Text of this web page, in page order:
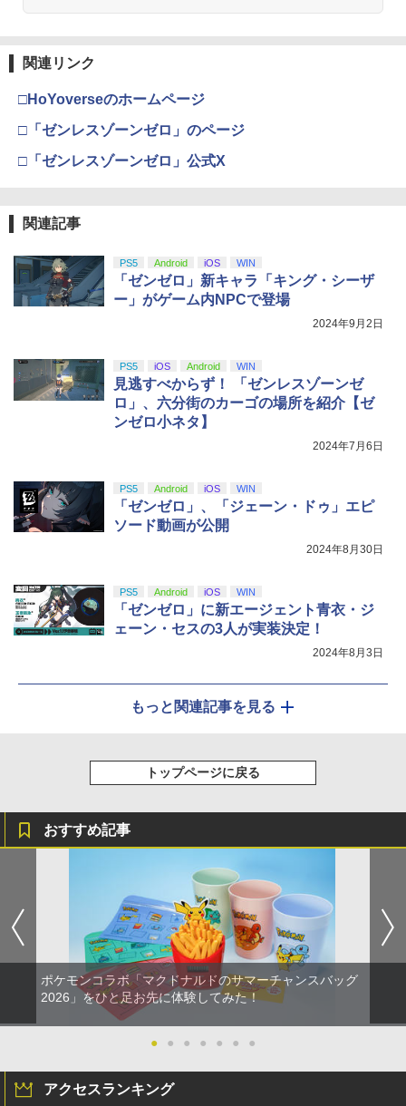
関連リンク
□HoYoverseのホームページ
□「ゼンレスゾーンゼロ」のページ
□「ゼンレスゾーンゼロ」公式X
関連記事
PS5 Android iOS WIN
「ゼンゼロ」新キャラ「キング・シーザ
ー」がゲーム内NPCで登場
2024年9月2日
PS5 iOS Android WIN
見逃すべからず！ 「ゼンレスゾーンゼ
ロ」、六分街のカーゴの場所を紹介【ゼ
ンゼロ小ネタ】
2024年7月6日
PS5 Android iOS WIN
「ゼンゼロ」、「ジェーン・ドゥ」エピ
ソード動画が公開
2024年8月30日
PS5 Android iOS WIN
「ゼンゼロ」に新エージェント青衣・ジ
ェーン・セスの3人が実装決定！
2024年8月3日
もっと関連記事を見る
トップページに戻る
おすすめ記事
ポケモンコラボ「マクドナルドのサマーチャンスバッグ
2026」をひと足お先に体験してみた！
● ● ● ● ● ● ●
アクセスランキング